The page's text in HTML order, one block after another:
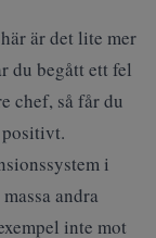
är det lite mer
du begått ett fel
chef, så får du
positivt.
i
andra
inte mot